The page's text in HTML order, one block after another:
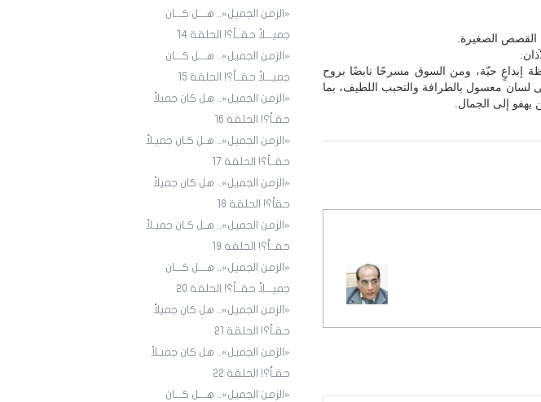
«الزمن الجميل».. هـــل كـــان
جميـــلاً حقــاً؟! الحلقة ١4
«الزمن الجميل».. هـــل كـــان
جميـــلاً حقــاً؟! الحلقة 15
«الزمن الجميل».. هل كان جميلاً
حقـاً؟! الحلقة 16
«الزمن الجميل».. هـل كـان جميـلاً
حقــاً؟! الحلقة 17
«الزمن الجميل».. هل كان جميلاً
حقاً؟! الحلقة 18
«الزمن الجميل».. هـل كـان جميـلاً
حقــاً؟! الحلقة 19
«الزمن الجميل».. هـــل كـــان
جميـــلاً حقــاً؟! الحلقة 20
«الزمن الجميل».. هل كان جميلاً
حقـاً؟! الحلقة 21
«الزمن الجميل».. هل كان جميـلاً
حقـاً؟! الحلقة ٢٢
«الزمن الجميل».. هـــل كـــان
القصص الصغيرة.
إبداعٍ حيّة، ومن السوق مسرحًا نابضًا بروح
لسان معسول بالطرافة والتحبب اللطيف، بما
إلى الجمال.